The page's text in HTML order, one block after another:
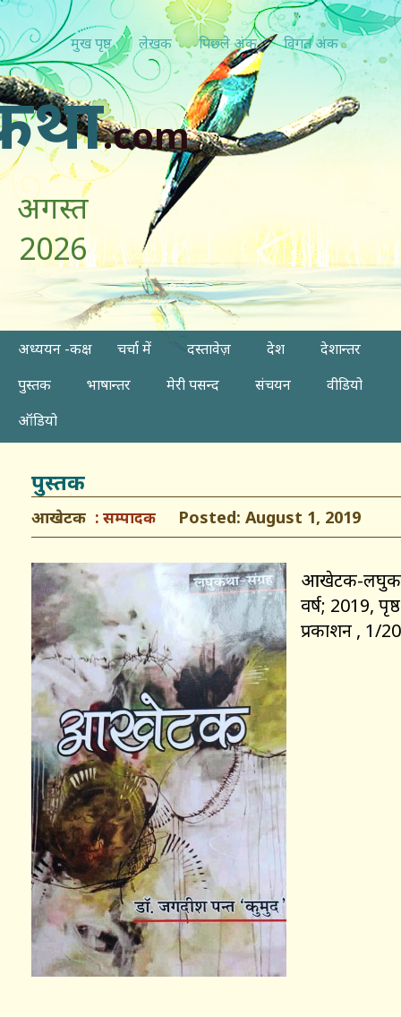
मुख पृष्ठ लेखक पिछ्ले अंक विगत अंक
.com
अगस्त
2026
अध्ययन -कक्ष चर्चा में दस्तावेज़ देश
देशान्तर
पुस्तक
भाषान्तर मेरी पसन्द संचयन
वीडियो
ऑडियो
पुस्तक
आखेटक सम्पादक Posted: August 1, 2019
आखेटक-
वर्ष; 2019,
प्रकाशन , 1/